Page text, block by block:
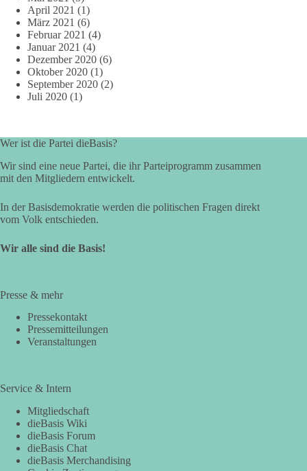
April 2021 (1)
März 2021 (6)
Februar 2021 (4)
Januar 2021 (4)
Dezember 2020 (6)
Oktober 2020 (1)
September 2020 (2)
Juli 2020 (1)
Wer ist die Partei dieBasis?
Wir sind eine neue Partei, die ihr Parteiprogramm zusammen
mit den Mitgliedern entwickelt.
In der Basisdemokratie werden die politischen Fragen direkt
vom Volk entschieden.
Wir alle sind die Basis!
Presse & mehr
Pressekontakt
Pressemitteilungen
Veranstaltungen
Service & Intern
Mitgliedschaft
dieBasis Wiki
dieBasis Forum
dieBasis Chat
dieBasis Merchandising